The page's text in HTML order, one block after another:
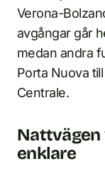
Verona-
avgångar går
medan andra
Porta Nuova
Centrale.
Nattvägen
enklare